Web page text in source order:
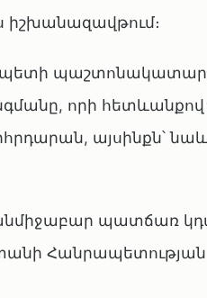
իշխանազավթում։
որի հետևանքով
այսինքն՝
պատճառ
Հանրապետության